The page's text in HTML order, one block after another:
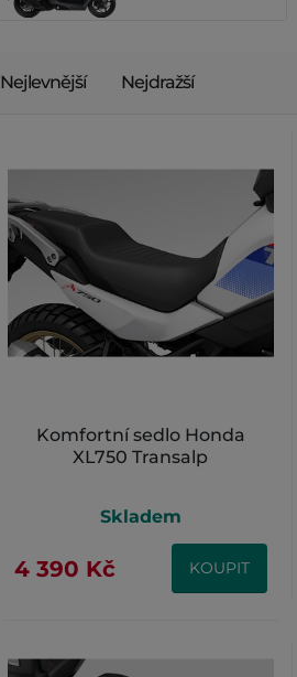
Nejlevnější Nejdražší
Komfortní sedlo Honda
XL750 Transalp
Skladem
4 390 Kč KOUPIT